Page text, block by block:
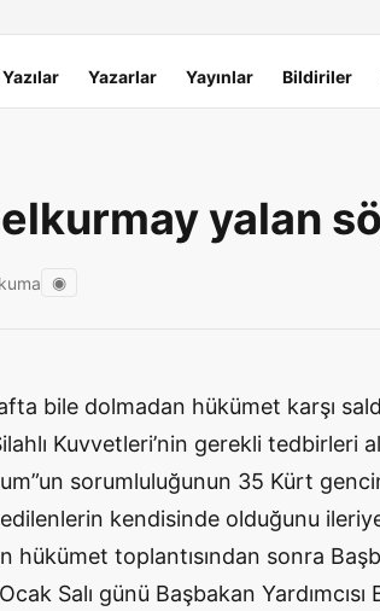
Yazarlar Yayınlar Bildiriler
yalan
◉
bile dolmadan hükümet karşı
Kuvvetleri’nin gerekli tedbirleri
sorumluluğunun 35 Kürt
kendisinde olduğunu
hükümet toplantısından sonra
Salı günü Başbakan Yardımcısı